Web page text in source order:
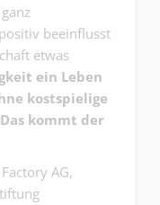
beeinflusst
etwas
ein Leben
kostspielige
kommt der
AG,